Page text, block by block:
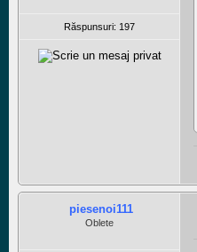
Răspunsuri: 197
piesenoi111
Oblete